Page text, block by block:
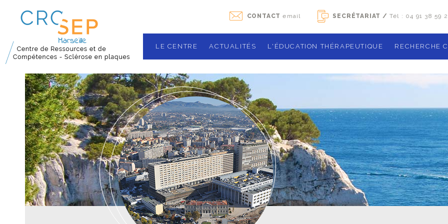
CONTACT email SECRÉTARIAT / Tél : 04 91 38 59
LE CENTRE
Nos missions
Localisation
Les équipes
Plateau technique
ACTUALITÉS L'ÉDUCATION THÉRAPEUTIQUE
Agenda des ateliers de groupe
Qu'est que l'éducation thérapeutique ?
Le programme
Boîte à outils
Les
démarches
activités
Gérer son traitement
Contact
RECHERCHE
Notre
Les essais